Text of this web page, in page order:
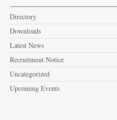
Directory
Downloads
Latest News
Recruitment Notice
Uncategorized
Upcoming Events